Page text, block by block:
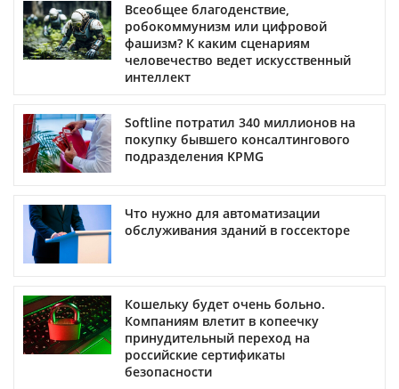
Всеобщее благоденствие,
робокоммунизм или цифровой
фашизм? К каким сценариям
человечество ведет искусственный
интеллект
Softline потратил 340 миллионов на
покупку бывшего консалтингового
подразделения KPMG
Что нужно для автоматизации
обслуживания зданий в госсекторе
Кошельку будет очень больно.
Компаниям влетит в копеечку
принудительный переход на
российские сертификаты
безопасности